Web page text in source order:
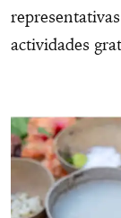
actividades